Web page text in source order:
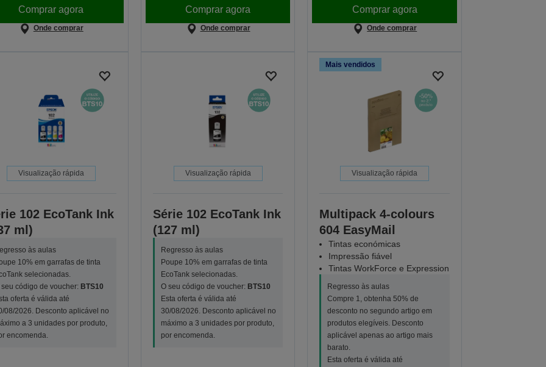
Comprar agora
Onde comprar
Comprar agora
Onde comprar
Comprar agora
Onde comprar
Visualização rápida
102 EcoTank Ink
ml)
às aulas
10% em garrafas de tinta
selecionadas.
seu código de voucher: BTS10
oferta é válida até
08/2026. Desconto aplicável no
a 3 unidades por produto,
encomenda.
Visualização rápida
Série 102 EcoTank Ink
(127 ml)
Regresso às aulas
Poupe 10% em garrafas de tinta
EcoTank selecionadas.
O seu código de voucher: BTS10
Esta oferta é válida até
30/08/2026. Desconto aplicável no
máximo a 3 unidades por produto,
por encomenda.
Mais vendidos
Visualização rápida
Multipack 4-colours
604 EasyMail
Tintas económicas
Impressão fiável
Tintas WorkForce e Expression
Regresso às aulas
Compre 1, obtenha 50% de
desconto no segundo artigo em
produtos elegíveis. Desconto
aplicável apenas ao artigo mais
barato.
Esta oferta é válida até